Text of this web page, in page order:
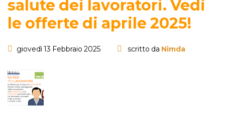
salute dei lavoratori. Vedi
le offerte di aprile 2025!
giovedì 13 Febbraio 2025 scritto da Nimda